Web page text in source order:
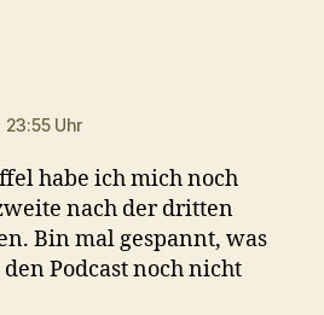
Uhr
habe ich mich noch
nach der dritten
Bin mal gespannt, was
Podcast noch nicht